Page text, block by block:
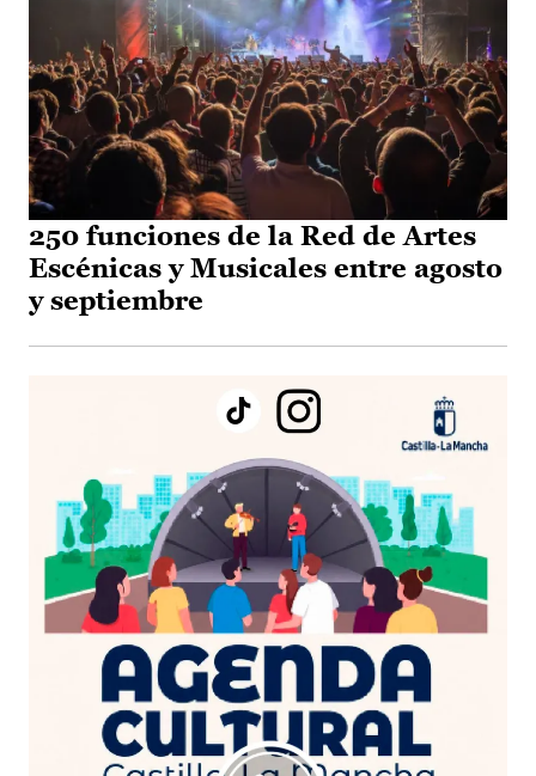
250 funciones de la Red de Artes
Escénicas y Musicales entre agosto
y septiembre